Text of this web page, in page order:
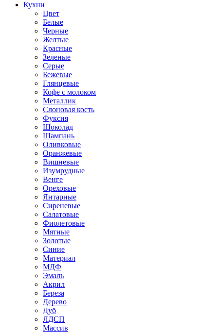
Кухни
Цвет
Белые
Черные
Желтые
Красные
Зеленые
Серые
Бежевые
Глянцевые
Кофе с молоком
Металлик
Слоновая кость
Фуксия
Шоколад
Шампань
Оливковые
Оранжевые
Вишневые
Изумрудные
Венге
Ореховые
Янтарные
Сиреневые
Салатовые
Фиолетовые
Мятные
Золотые
Синие
Материал
МДФ
Эмаль
Акрил
Береза
Дерево
Дуб
ЛДСП
Массив